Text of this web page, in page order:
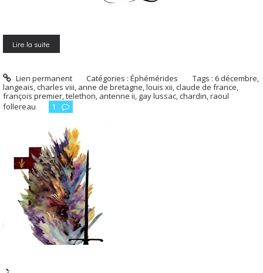
Lire la suite
Lien permanent Catégories :Éphémérides Tags : 6 décembre,
langeais,charles viii, anne de bretagne,louis xii,claude de france,
françois premier,telethon, antenne ii, gay lussac,chardin,raoul
follereau
1